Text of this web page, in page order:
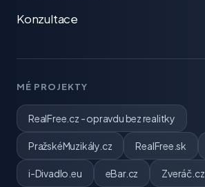
Konzultace
MÉ PROJEKTY
RealFree.cz - opravdu bez realitky
PražskéMuzikály.cz RealFree.sk
i-Divadlo.eu eBar.cz Zveráč.cz